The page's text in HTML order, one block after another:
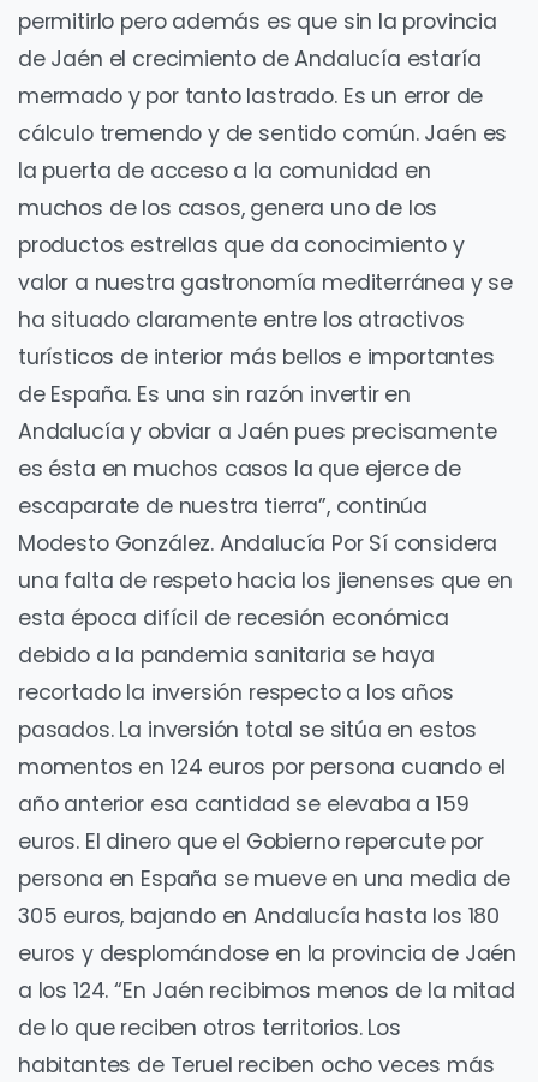
permitirlo pero además es que sin la provincia
de Jaén el crecimiento de Andalucía estaría
mermado y por tanto lastrado. Es un error de
cálculo tremendo y de sentido común. Jaén es
la puerta de acceso a la comunidad en
muchos de los casos, genera uno de los
productos estrellas que da conocimiento y
valor a nuestra gastronomía mediterránea y se
ha situado claramente entre los atractivos
turísticos de interior más bellos e importantes
de España. Es una sin razón invertir en
Andalucía y obviar a Jaén pues precisamente
es ésta en muchos casos la que ejerce de
escaparate de nuestra tierra”, continúa
Modesto González. Andalucía Por Sí considera
una falta de respeto hacia los jienenses que en
esta época difícil de recesión económica
debido a la pandemia sanitaria se haya
recortado la inversión respecto a los años
pasados. La inversión total se sitúa en estos
momentos en 124 euros por persona cuando el
año anterior esa cantidad se elevaba a 159
euros. El dinero que el Gobierno repercute por
persona en España se mueve en una media de
305 euros, bajando en Andalucía hasta los 180
euros y desplomándose en la provincia de Jaén
a los 124. “En Jaén recibimos menos de la mitad
de lo que reciben otros territorios. Los
habitantes de Teruel reciben ocho veces más